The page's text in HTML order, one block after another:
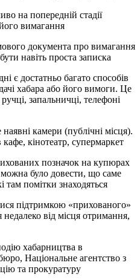
на попередній стадії
вимагання
документа про вимагання
навіть проста записка
є достатньо багато способів
хабара або його вимоги. Це
запальничці, телефоні
камери (публічні місця).
кінотеатр, супермаркет
позначок на купюрах
було довести, що саме
там помітки знаходяться
підтримкою «прихованого»
від місця отримання,
хабарництва в
Національне агентство з
та прокуратуру